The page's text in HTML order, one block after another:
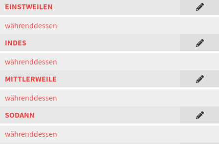
EINSTWEILEN
währenddessen
INDES
währenddessen
MITTLERWEILE
währenddessen
SODANN
währenddessen